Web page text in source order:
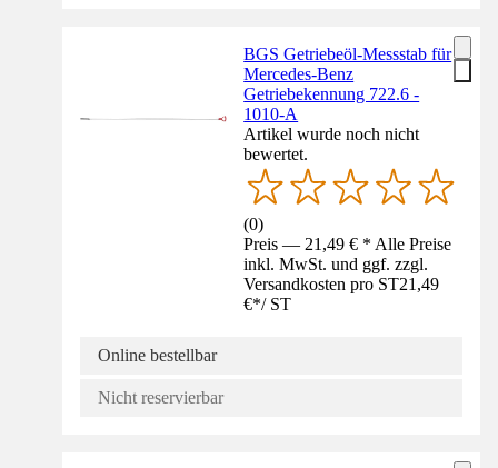
BGS Getriebeöl-Messstab für
Mercedes-Benz
Getriebekennung 722.6 -
1010-A
Artikel wurde noch nicht
bewertet.
(0)
Preis — 21,49 € * Alle Preise
inkl. MwSt. und ggf. zzgl.
Versandkosten pro ST21,49
€*/ ST
Online bestellbar
Nicht reservierbar